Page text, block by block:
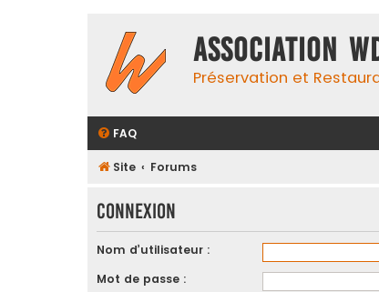
Association
Préservation et
FAQ
Site Forums
Connexion
Nom d’utilisateur :
Mot de passe :